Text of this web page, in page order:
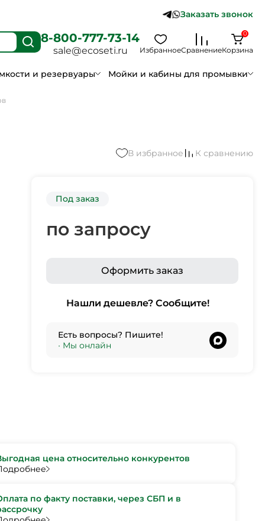
Заказать звонок
8-800-777-73-14
sale@ecoseti.ru ИзбранноеСравнениеКорзина
0
и резервуары Мойки и кабины для промывки
В избранное К сравнению
Под заказ
по запросу
Оформить заказ
Нашли дешевле? Сообщите!
Есть вопросы? Пишите!
• Мы онлайн
цена относительно конкурентов
по факту поставки, через СБП и в